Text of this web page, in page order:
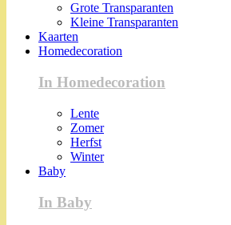
Grote Transparanten
Kleine Transparanten
Kaarten
Homedecoration
In Homedecoration
Lente
Zomer
Herfst
Winter
Baby
In Baby